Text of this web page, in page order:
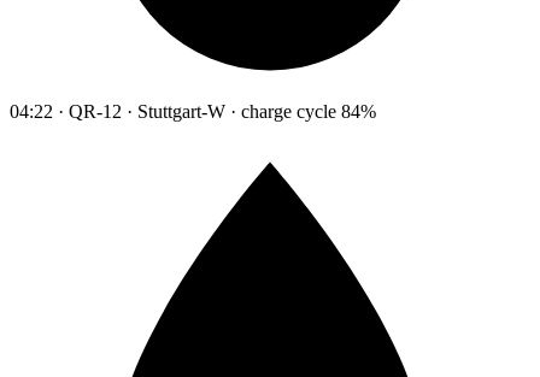
04:22 · QR-12 · Stuttgart-W · charge cycle 84%